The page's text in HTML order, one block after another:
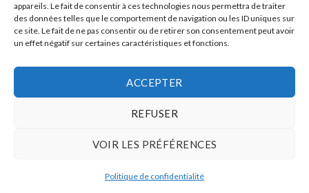
appareils. Le fait de consentir à ces technologies nous permettra de traiter
des données telles que le comportement de navigation ou les ID uniques sur
ce site. Le fait de ne pas consentir ou de retirer son consentement peut avoir
un effet négatif sur certaines caractéristiques et fonctions.
ACCEPTER
REFUSER
VOIR LES PRÉFÉRENCES
Politique de confidentialité
ALLO BOX DÉCO
Une question ?
Copyright 2026 ©BoxDecoCouleurs